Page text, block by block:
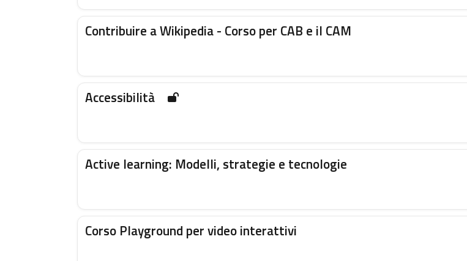
Contribuire a Wikipedia - Corso per CAB e il CAM
Accessibilità
Active learning: Modelli, strategie e tecnologie
Corso Playground per video interattivi